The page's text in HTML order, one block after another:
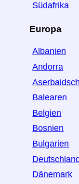
Südafrika
Europa
Albanien
Andorra
Balearen
Belgien
Bosnien
Bulgarien
Dänemark